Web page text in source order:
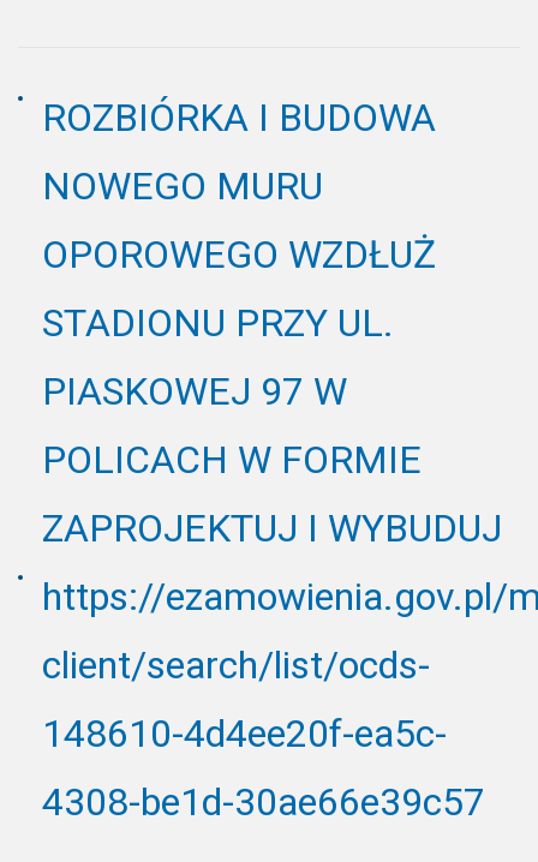
ROZBIÓRKA I BUDOWA
NOWEGO MURU
OPOROWEGO WZDŁUŻ
STADIONU PRZY UL.
PIASKOWEJ 97 W
POLICACH W FORMIE
ZAPROJEKTUJ I WYBUDUJ
https://ezamowienia.gov.pl/
client/search/list/ocds-
148610-4d4ee20f-ea5c-
4308-be1d-30ae66e39c57